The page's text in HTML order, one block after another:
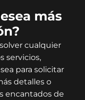
más
cualquier
servicios,
para solicitar
detalles o
encantados de